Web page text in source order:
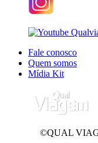
Fale conosco
Quem somos
Mídia Kit
©QUAL